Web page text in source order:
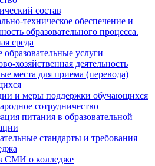
состав
техническое обеспечение и
образовательного процесса.
среда
услуги
хозяйственная деятельность
места для приема (перевода)
и меры поддержки обучающихся
сотрудничество
питания в образовательной
стандарты и требования
СМИ о колледже